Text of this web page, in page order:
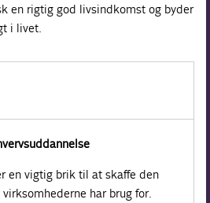
en rigtig god livsindkomst og byder
i livet.
en vigtig brik til at skaffe den
har brug for.